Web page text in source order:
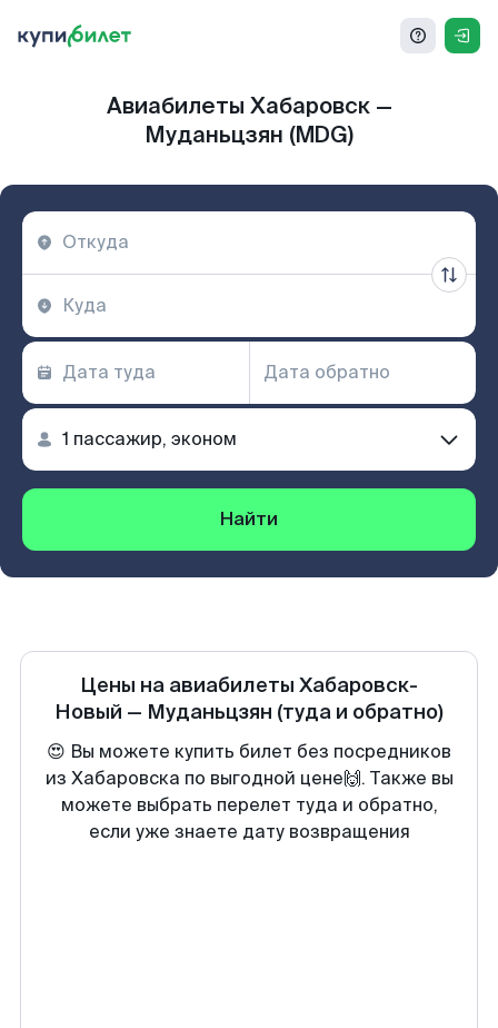
Авиабилеты Хабаровск —
Муданьцзян (MDG)
Найти
Цены на авиабилеты Хабаровск-
Новый — Муданьцзян (туда и обратно)
😍 Вы можете купить билет без посредников
из Хабаровска по выгодной цене🙌. Также вы
можете выбрать перелет туда и обратно,
если уже знаете дату возвращения